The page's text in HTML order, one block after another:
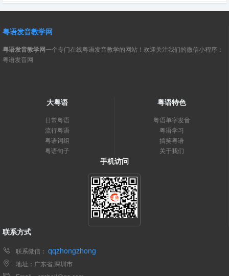
粤语发音教学网
粤语发音教学网一个专门在线粤语发音教学的网站！欢迎关注我们的微信小程序：
粤语发音网
大粤语
日常粤语
流行粤语
粤语词组
粤语句子
粤语特色
粤语单字发音
粤语学习
搞笑粤语
关于我们
手机访问
联系方式
联系微信： qqzhongzhong
地址：广东省.深圳市